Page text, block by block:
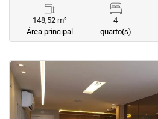
148,52 m²
Área principal
4
quarto(s)
< <<